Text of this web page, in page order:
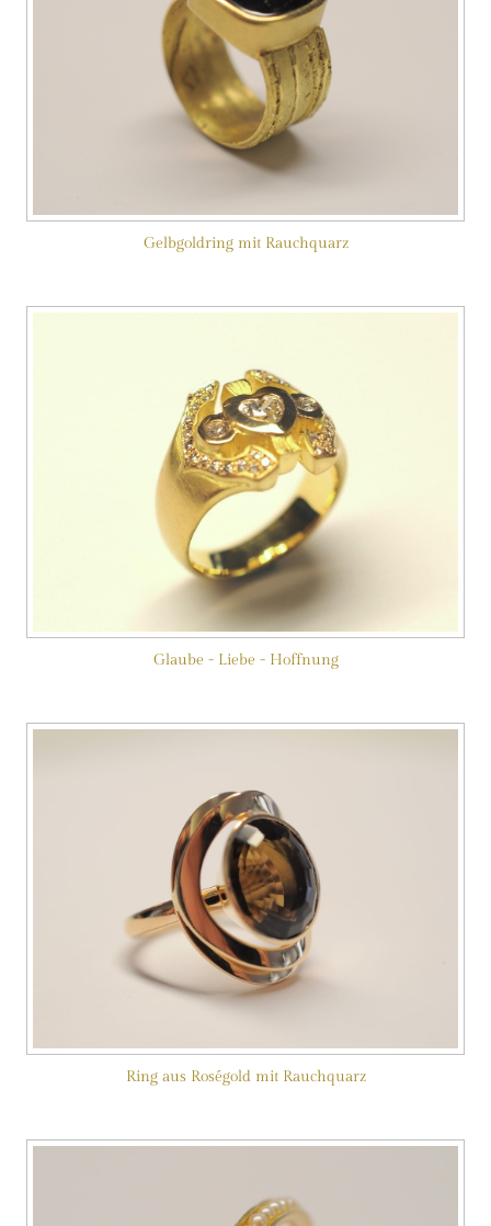
Gelbgoldring mit Rauchquarz
Glaube - Liebe - Hoffnung
Ring aus Roségold mit Rauchquarz